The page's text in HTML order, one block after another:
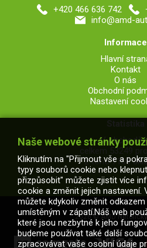
+420 466 636 742
info@amd-
Informace
Hlavní
Kontakt
O nás
Obchodní
Nastavení
V obchodě
celkem 53249
z toho 7108
2026 © AMD
Naše webové stránky
Kliknutím na "Přijmout vše a
typy souborů cookie nebo
přizpůsobit" můžete zjistit více
cookie a změnit jejich nastavení.
můžete kdykoliv změnit
umístěným v zápatí.Náš web
které jsou nezbytné k jeho
budeme používat také další
zpracovávat vaše osobní údaje